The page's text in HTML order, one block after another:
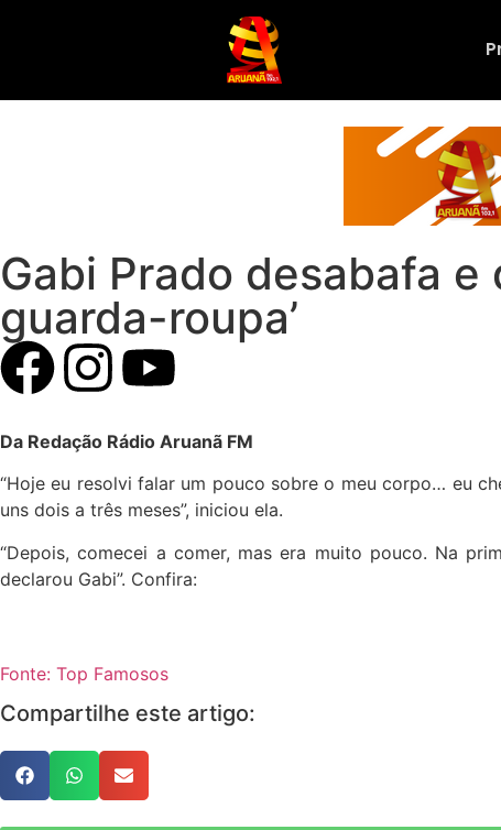
Gabi Prado desabafa e
guarda-roupa’
Da Redação Rádio Aruanã FM
“Hoje eu resolvi falar um pouco sobre o meu corpo… eu
uns dois a três meses”, iniciou ela.
“Depois, comecei a comer, mas era muito pouco. Na
declarou Gabi”. Confira:
Fonte: Top Famosos
Compartilhe este artigo: